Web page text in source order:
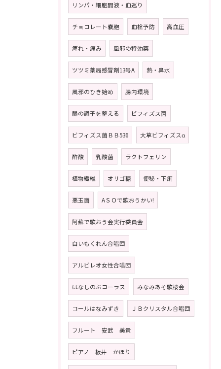
リンパ・細胞間液・血巡り
チョコレート嚢胞 血栓予防 高血圧
痺れ・痛み 風邪の特効薬
ツツミ薬局感冒剤13号A 熱・鼻水
風邪のひき始め 腸内環境
腸の調子を整える ビフィズス菌
ビフィズス菌ＢＢ536 大草ビフィズスα
酢酸 乳酸菌 ラクトフェリン
植物繊維 オリゴ糖 便秘・下痢
悪玉菌 AＳＯで歌おうかい!
阿蘇で歌おう会実行委員会
白いもくれん合唱団
アルビレオ女性合唱団
はなしのぶコーラス みなみあそ歌桜会
コールはなみずき ＪＢクリスタル合唱団
フルート 安武 美貴
ピアノ 板井 かほり